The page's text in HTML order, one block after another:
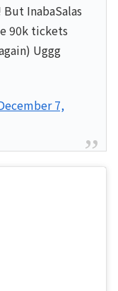
But InabaSalas
90k tickets
Uggg
7,